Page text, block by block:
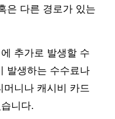
은 다른 경로가 있는
추가로 발생할 수
발생하는 수수료나
머니나 캐시비 카드
니다.